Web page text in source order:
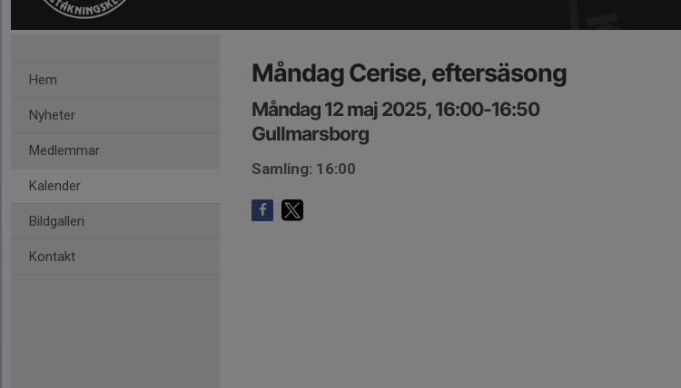
Hem
Nyheter
Medlemmar
Kalender
Bildgalleri
Kontakt
Måndag Cerise, eftersäsong
Måndag 12 maj 2025, 16:00-16:50
Gullmarsborg
Samling: 16:00